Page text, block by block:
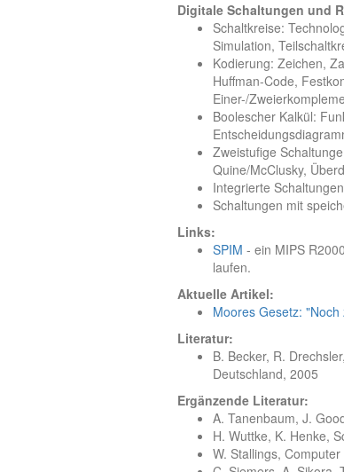
Digitale Schaltungen und
Schaltkreise:
Simulation,
Kodierung: Zeichen,
Huffman-Code,
Einer-/
Boolescher Kalkül:
Zweistufige
Quine/McClusky,
Integrierte
Schaltungen mit
Links:
SPIM - ein MIPS
laufen.
Aktuelle Artikel:
Moores Gesetz:
Literatur:
B. Becker, R.
Deutschland, 2005
Ergänzende Literatur:
A. Tanenbaum, J.
H. Wuttke, K. Henke,
W. Stallings,